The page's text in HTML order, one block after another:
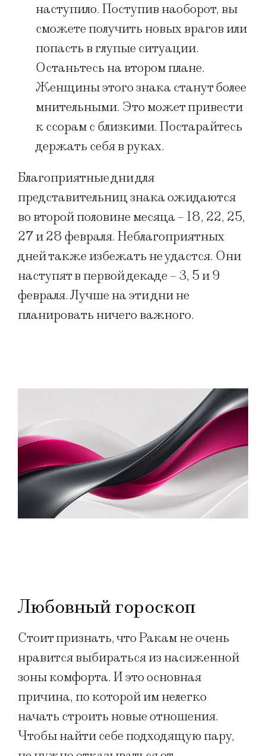
наступило. Поступив наоборот, вы
сможете получить новых врагов или
попасть в глупые ситуации.
Останьтесь на втором плане.
Женщины этого знака станут более
мнительными. Это может привести
к ссорам с близкими. Постарайтесь
держать себя в руках.
Благоприятные дни для
представительниц знака ожидаются
во второй половине месяца – 18, 22, 25,
27 и 28 февраля. Неблагоприятных
дней также избежать не удастся. Они
наступят в первой декаде – 3, 5 и 9
февраля. Лучше на эти дни не
планировать ничего важного.
Любовный гороскоп
Стоит признать, что Ракам не очень
нравится выбираться из насиженной
зоны комфорта. И это основная
причина, по которой им нелегко
начать строить новые отношения.
Чтобы найти себе подходящую пару,